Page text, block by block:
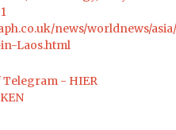
news/worldnews/
Laos.html
- HIER